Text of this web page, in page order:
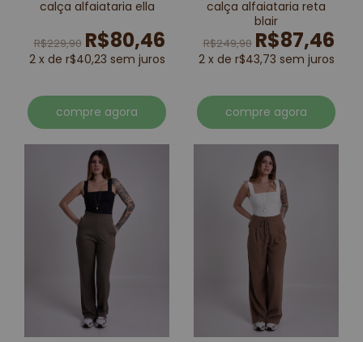
calça alfaiataria ella
R$229,90 R$80,46
2 x de r$40,23 sem juros
compre agora
calça alfaiataria reta
blair
R$249,90 R$87,46
2 x de r$43,73 sem juros
compre agora